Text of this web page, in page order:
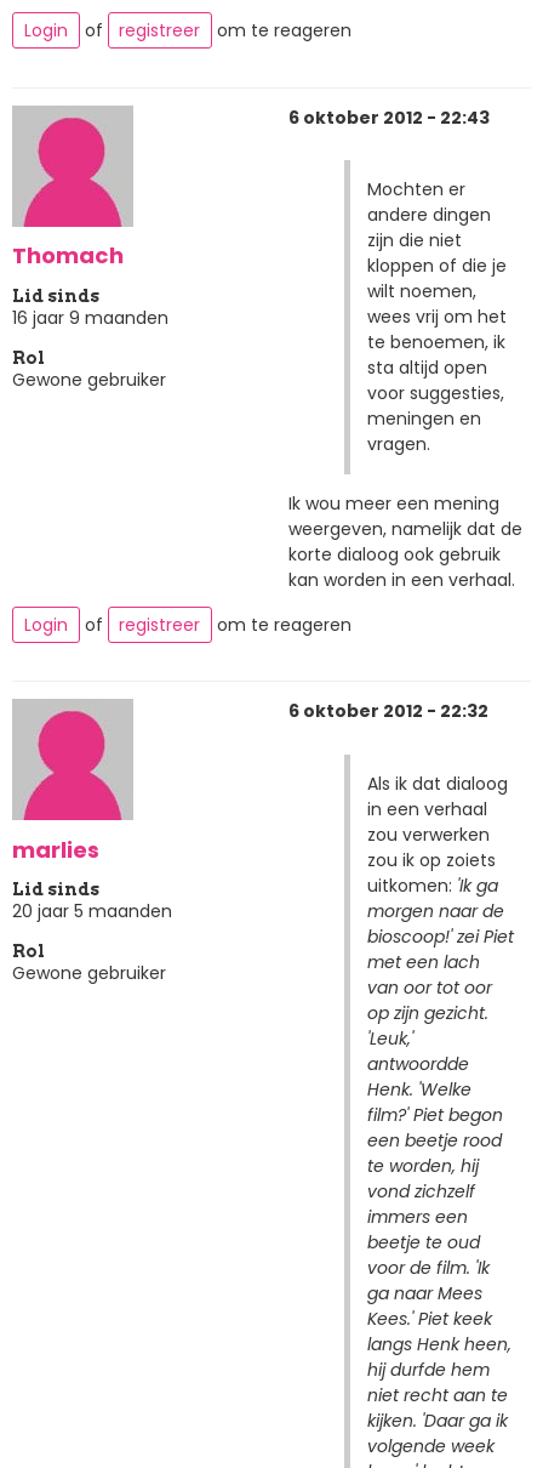
Login
of registreer om te reageren
Thomach
Lid sinds
16 jaar 9 maanden
Rol
Gewone gebruiker
6 oktober 2012 - 22:43
Mochten er
andere dingen
zijn die niet
kloppen of die je
wilt noemen,
wees vrij om het
te benoemen, ik
sta altijd open
voor suggesties,
meningen en
vragen.
Ik wou meer een mening
weergeven, namelijk dat de
korte dialoog ook gebruik
kan worden in een verhaal.
Login
of registreer om te reageren
marlies
Lid sinds
20 jaar 5 maanden
Rol
Gewone gebruiker
6 oktober 2012 - 22:32
Als ik dat dialoog
in een verhaal
zou verwerken
zou ik op zoiets
uitkomen: 'Ik ga
morgen naar de
bioscoop!' zei Piet
met een lach
van oor tot oor
op zijn gezicht.
'Leuk,'
antwoordde
Henk. 'Welke
film?' Piet begon
een beetje rood
te worden, hij
vond zichzelf
immers een
beetje te oud
voor de film. 'Ik
ga naar Mees
Kees.' Piet keek
langs Henk heen,
hij durfde hem
niet recht aan te
kijken. 'Daar ga ik
volgende week